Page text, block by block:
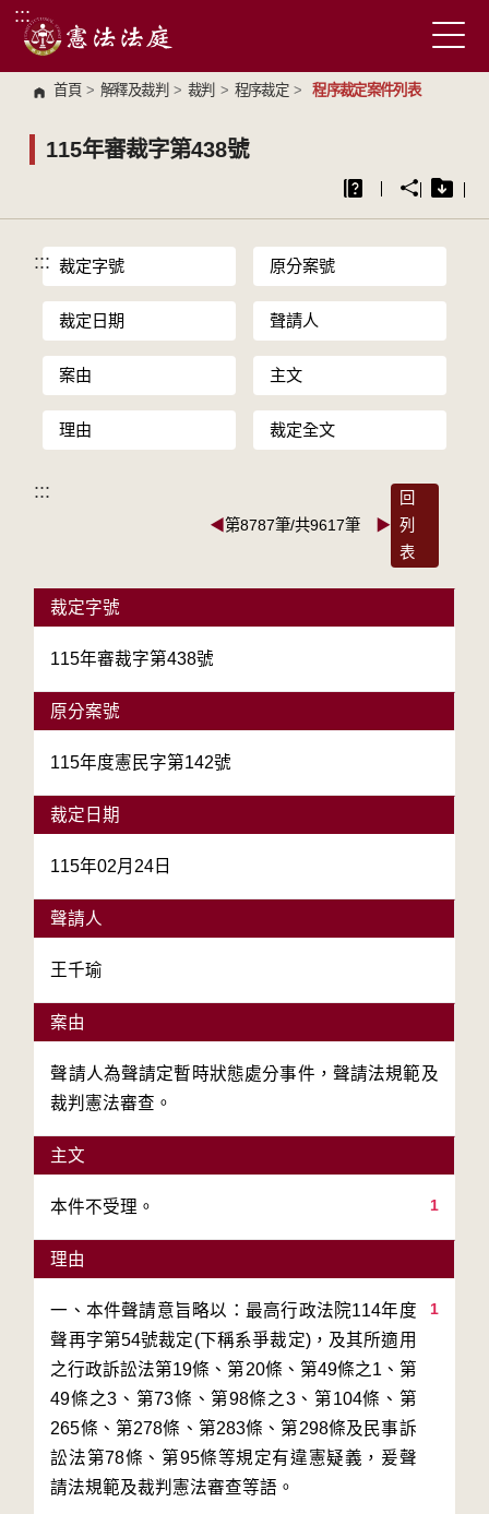
跳到主要內容區塊
:::
首頁 > 解釋及裁判 > 裁判 > 程序裁定 > 程序裁定案件列表
115年審裁字第438號
::: 裁定字號 原分案號
裁定日期 聲請人
案由 主文
理由 裁定全文
:::
◀第8787筆/共9617筆 ▶
回
列
表
裁定字號
115年審裁字第438號
原分案號
115年度憲民字第142號
裁定日期
115年02月24日
聲請人
王千瑜
案由
聲請人為聲請定暫時狀態處分事件，聲請法規範及
裁判憲法審查。
主文
1
本件不受理。
理由
1
一、本件聲請意旨略以：最高行政法院114年度
聲再字第54號裁定(下稱系爭裁定)，及其所適用
之行政訴訟法第19條、第20條、第49條之1、第
49條之3、第73條、第98條之3、第104條、第
265條、第278條、第283條、第298條及民事訴
訟法第78條、第95條等規定有違憲疑義，爰聲